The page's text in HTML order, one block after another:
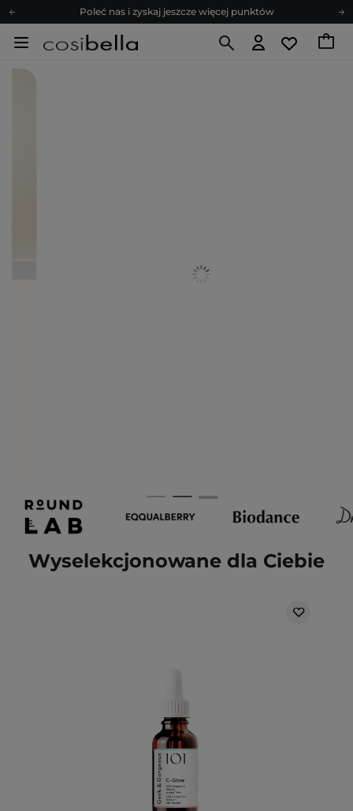
Poleć nas i zyskaj jeszcze więcej punktów
Zapisz się na newsletter pełen porad
Wyselekcjonowane dla Ciebie